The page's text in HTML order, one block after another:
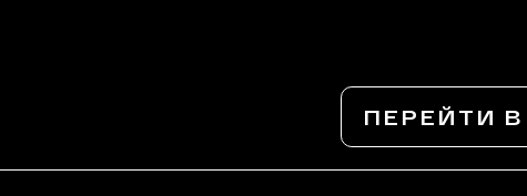
ПЕРЕЙТИ